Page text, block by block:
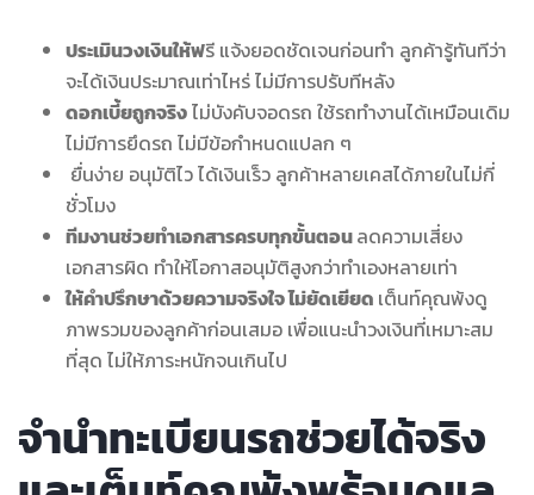
ประเมินวงเงินให้ฟรี แจ้งยอดชัดเจนก่อนทำ ลูกค้ารู้ทันทีว่า
จะได้เงินประมาณเท่าไหร่ ไม่มีการปรับทีหลัง
ดอกเบี้ยถูกจริงไม่บังคับจอดรถ ใช้รถทำงานได้เหมือนเดิม
ไม่มีการยึดรถ ไม่มีข้อกำหนดแปลก ๆ
ยื่นง่าย อนุมัติไว ได้เงินเร็ว ลูกค้าหลายเคสได้ภายในไม่กี่
ชั่วโมง
ทีมงานช่วยทำเอกสารครบทุกขั้นตอนลดความเสี่ยง
เอกสารผิด ทำให้โอกาสอนุมัติสูงกว่าทำเองหลายเท่า
ให้คำปรึกษาด้วยความจริงใจ ไม่ยัดเยียด เต็นท์คุณพ้งดู
ภาพรวมของลูกค้าก่อนเสมอ เพื่อแนะนำวงเงินที่เหมาะสม
ที่สุด ไม่ให้ภาระหนักจนเกินไป
จำนำทะเบียนรถช่วยได้จริง